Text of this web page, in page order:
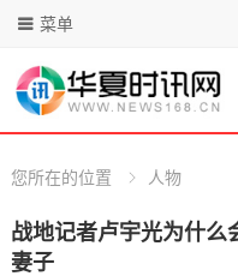
菜单
您所在的位置 人物
战地记者卢宇光为什么
妻子